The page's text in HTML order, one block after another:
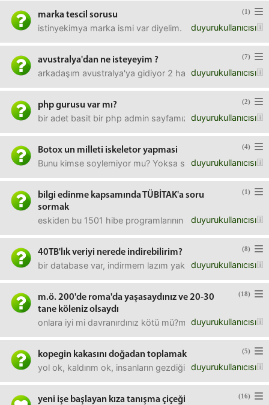
(1)
marka tescil sorusu
duyurukullanıcısı
istinyekimya marka ismi var diyelim. başvuru yapılınca
(7)
avustralya'dan ne isteyeyim ?
duyurukullanıcısı
arkadaşım avustralya'ya gidiyor 2 haftalığına.
(2)
php gurusu var mı?
duyurukullanıcısı
bir adet basit bir php admin sayfamız var. istediğimiz
(4)
Botox un milleti iskeletor yapmasi
duyurukullanıcısı
Bunu kimse soylemiyor mu? Yoksa sadece
(1)
bilgi edinme kapsamında TÜBİTAK'a soru
sormak
duyurukullanıcısı
eskiden bu 1501 hibe programlarının falan kabul/red
(8)
40TB'lık veriyi nerede indirebilirim?
duyurukullanıcısı
bir database var, indirmem lazım yaklaşık 40TB
(18)
m.ö. 200'de roma'da yaşasaydınız ve 20-30
tane köleniz olsaydı
duyurukullanıcısı
onlara iyi mi davranırdınız kötü mü?mesela kahvaltınızı
(5)
kopegin kakasını doğadan toplamak
duyurukullanıcısı
yol ok, kaldırım ok, insanların gezdiği yerler ok.tatluş
(16)
yeni işe başlayan kıza tanışma çiçeği